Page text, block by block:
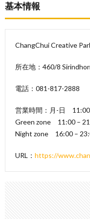
基本情報
ChangChui Creative
所在地：460/8
電話：081-817-2888
営業時間：月-日 11:00
Green zone 11:00 –
Night zone 16:00 –
URL： https://